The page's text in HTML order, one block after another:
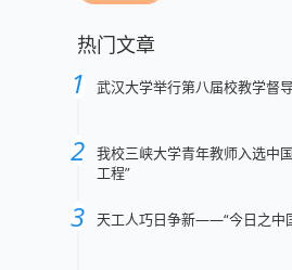
热门文章
武汉大学举行第八届校教学督
我校三峡大学青年教师入选中
工程”
天工人巧日争新——“今日之中